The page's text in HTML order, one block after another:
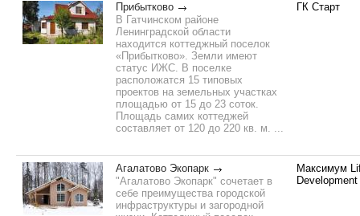
Прибытково
В Гатчинском районе
Ленинградской области
находится коттеджный поселок
«Прибытково». Земли имеют
статус ИЖС. В поселке
расположатся 15 типовых
проектов на земельных участках
площадью от 15 до 23 соток.
Площадь самих коттеджей
составляет от 120 до 220 кв. м. ...
ГК Старт
Агалатово Экопарк
"Агалатово Экопарк" сочетает в
себе преимущества городской
инфраструктуры и загородной
Максимум
Development